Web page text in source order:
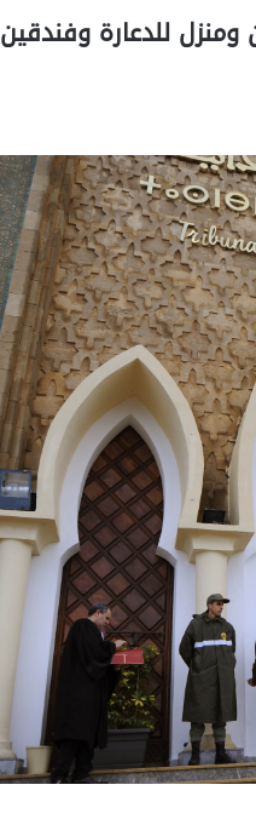
للدعارة وفندقين